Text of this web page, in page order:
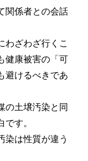
関係者との会話
わざわざ行くこ
健康被害の「可
避けるべきであ
の土壌汚染と同
す。
染は性質が違う